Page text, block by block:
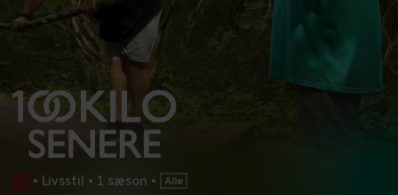
• Livsstil • 1 sæson •